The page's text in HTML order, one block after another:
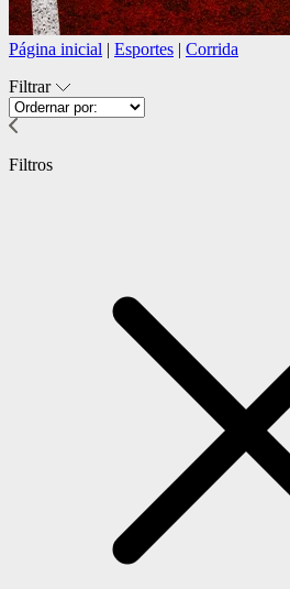
Página inicial | Esportes | Corrida
Filtrar
Filtros